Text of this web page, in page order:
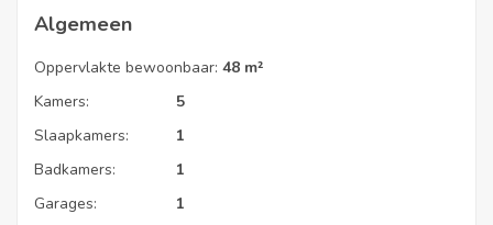
Algemeen
Oppervlakte bewoonbaar: 48 m²
Kamers:
5
Slaapkamers:
1
Badkamers:
1
Garages:
1